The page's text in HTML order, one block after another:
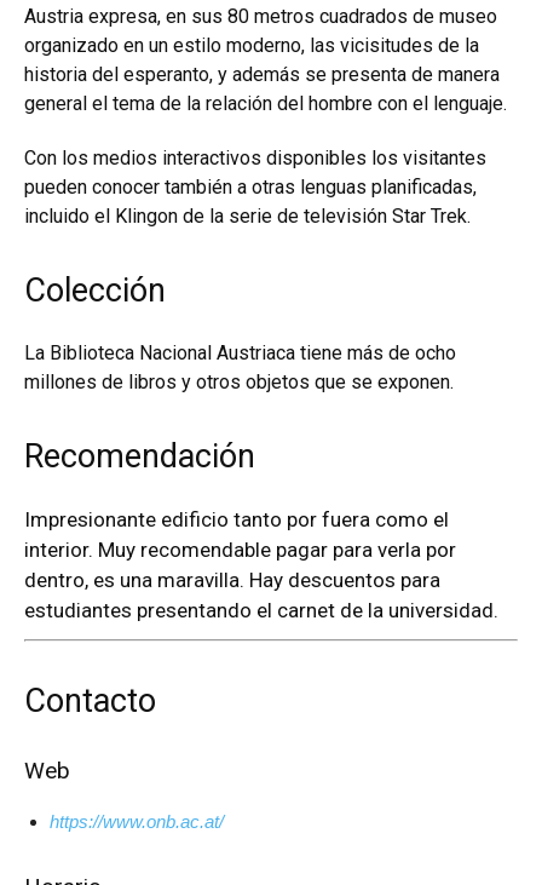
Austria expresa, en sus 80 metros cuadrados de museo
organizado en un estilo moderno, las vicisitudes de la
historia del esperanto, y además se presenta de manera
general el tema de la relación del hombre con el lenguaje.
Con los medios interactivos disponibles los visitantes
pueden conocer también a otras lenguas planificadas,
incluido el Klingon de la serie de televisión Star Trek.
Colección
La Biblioteca Nacional Austriaca tiene más de ocho
millones de libros y otros objetos que se exponen.
Recomendación
Impresionante edificio tanto por fuera como el
interior. Muy recomendable pagar para verla por
dentro, es una maravilla. Hay descuentos para
estudiantes presentando el carnet de la universidad.
Contacto
Web
https://www.onb.ac.at/